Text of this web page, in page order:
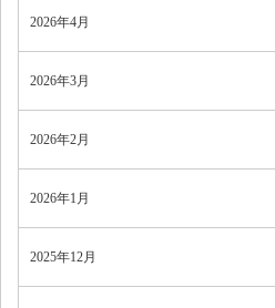
2026年4月
2026年3月
2026年2月
2026年1月
2025年12月